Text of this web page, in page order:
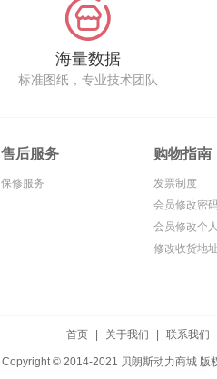
海量数据
标准图纸，专业技术团队
售后服务
保修服务
购物指南
发票制度
会员修改密
会员修改个
修改收货地址
首页| 关于我们 联系我们
Copyright © 2014-2021 贝朗斯动力商城 版